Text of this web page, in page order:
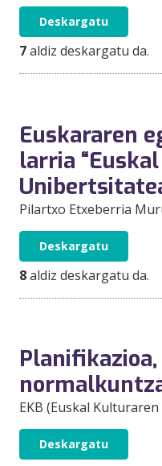
Deskargatu
7aldiz deskargatu da.
Euskararen
larria
Pilartxo Etxeberria
Deskargatu
8aldiz deskargatu da.
EKB (Euskal
Deskargatu